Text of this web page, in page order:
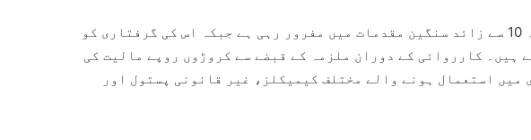
ترجمان پولیس کے مطابق گرفتار ملزمہ 10 سے زائد سنگین مقدمات میں مفرور رہی ہے جبکہ اس کی گرفتاری کو
ہیں۔ کارروائی کے دوران ملزمہ کے قبضے سے کروڑوں روپے مالیت کی
میں استعمال ہونے والے مختلف کیمیکلز، غیر قانونی پستول اور